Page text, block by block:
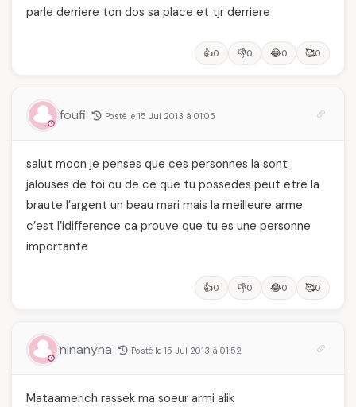
parle derriere ton dos sa place et tjr derriere
👍0 👎0 😂0 🥰0
foufi Posté le 15 Jul 2013 à 01:05
salut moon je penses que ces personnes la sont
jalouses de toi ou de ce que tu possedes peut etre la
braute l’argent un beau mari mais la meilleure arme
c’est l’idifference ca prouve que tu es une personne
importante
👍0 👎0 😂0 🥰0
ninanyna Posté le 15 Jul 2013 à 01:52
Mataamerich rassek ma soeur armi alik